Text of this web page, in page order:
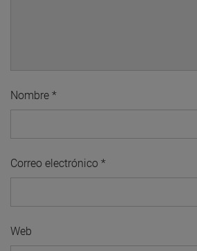
Nombre *
Correo electrónico *
Web